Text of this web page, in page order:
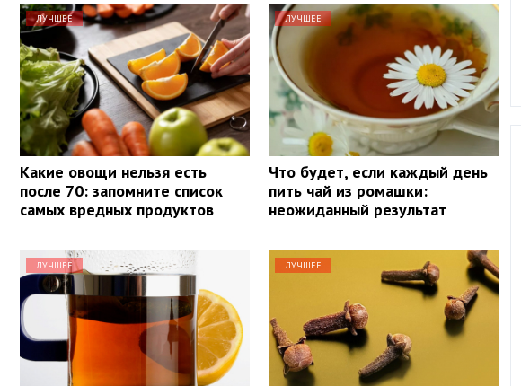
ЛУЧШЕЕ
Какие овощи нельзя есть
после 70: запомните список
самых вредных продуктов
ЛУЧШЕЕ
Что будет, если каждый день
пить чай из ромашки:
неожиданный результат
ЛУЧШЕЕ ЛУЧШЕЕ